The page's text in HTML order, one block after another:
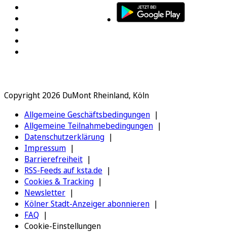
Copyright 2026 DuMont Rheinland, Köln
Allgemeine Geschäftsbedingungen
Allgemeine Teilnahmebedingungen
Datenschutzerklärung
Impressum
Barrierefreiheit
RSS-Feeds auf ksta.de
Cookies & Tracking
Newsletter
Kölner Stadt-Anzeiger abonnieren
FAQ
Cookie-Einstellungen